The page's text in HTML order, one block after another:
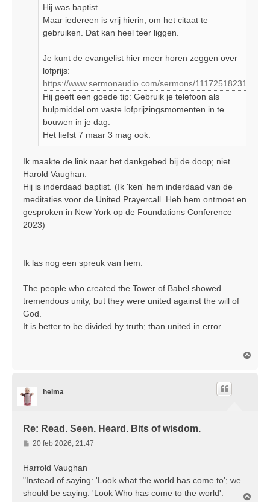
Hij was baptist
Maar iedereen is vrij hierin, om het citaat te
gebruiken. Dat kan heel teer liggen.
Je kunt de evangelist hier meer horen zeggen over
lofprijs:
https://www.sermonaudio.com/sermons/
Hij geeft een goede tip: Gebruik je telefoon als
hulpmiddel om vaste lofprijzingsmomenten in te
bouwen in je dag.
Het liefst 7 maar 3 mag ook.
Ik maakte de link naar het dankgebed bij de doop; niet
Harold Vaughan.
Hij is inderdaad baptist. (Ik 'ken' hem inderdaad van de
meditaties voor de United Prayercall. Heb hem ontmoet en
gesproken in New York op de Foundations Conference
2023)
Ik las nog een spreuk van hem:
The people who created the Tower of Babel showed
tremendous unity, but they were united against the will of
God.
It is better to be divided by truth; than united in error.
helma
Re: Read. Seen. Heard. Bits of wisdom.
B
e
c
h
20 feb 2026, 21:47
Harrold Vaughan
"Instead of saying: 'Look what the world has come to'; we
should be saying: 'Look Who has come to the world'.